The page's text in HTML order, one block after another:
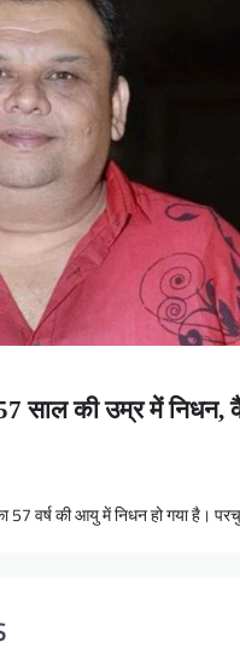
साल की उम्र में
57 वर्ष की आयु में निधन हो गया है।